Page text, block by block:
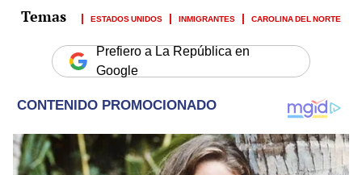
ESTADOS UNIDOS INMIGRANTES CAROLINA DEL NORTE
Prefiero a La República en
Google